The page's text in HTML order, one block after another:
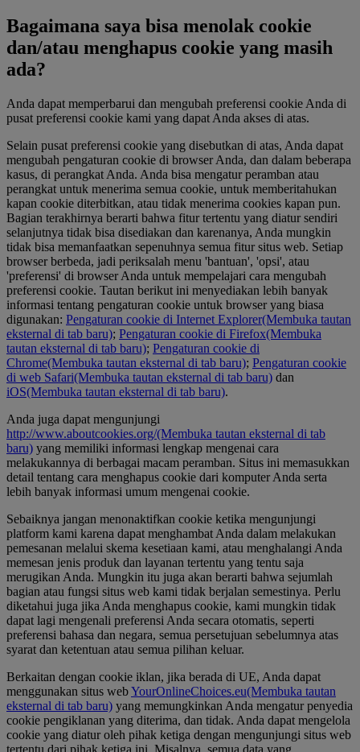
Bagaimana saya bisa menolak cookie
dan/atau menghapus cookie yang masih
ada?
Anda dapat memperbarui dan mengubah preferensi cookie Anda di
pusat preferensi cookie kami yang dapat Anda akses di atas.
Selain pusat preferensi cookie yang disebutkan di atas, Anda dapat
mengubah pengaturan cookie di browser Anda, dan dalam beberapa
kasus, di perangkat Anda. Anda bisa mengatur peramban atau
perangkat untuk menerima semua cookie, untuk memberitahukan
kapan cookie diterbitkan, atau tidak menerima cookies kapan pun.
Bagian terakhirnya berarti bahwa fitur tertentu yang diatur sendiri
selanjutnya tidak bisa disediakan dan karenanya, Anda mungkin
tidak bisa memanfaatkan sepenuhnya semua fitur situs web. Setiap
browser berbeda, jadi periksalah menu 'bantuan', 'opsi', atau
'preferensi' di browser Anda untuk mempelajari cara mengubah
preferensi cookie. Tautan berikut ini menyediakan lebih banyak
informasi tentang pengaturan cookie untuk browser yang biasa
digunakan: Pengaturan cookie di Internet Explorer(Membuka tautan
eksternal di tab baru); Pengaturan cookie di Firefox(Membuka
tautan eksternal di tab baru); Pengaturan cookie di
Chrome(Membuka tautan eksternal di tab baru); Pengaturan cookie
di web Safari(Membuka tautan eksternal di tab baru) dan
iOS(Membuka tautan eksternal di tab baru).
Anda juga dapat mengunjungi
http://www.aboutcookies.org/(Membuka tautan eksternal di tab
baru) yang memiliki informasi lengkap mengenai cara
melakukannya di berbagai macam peramban. Situs ini memasukkan
detail tentang cara menghapus cookie dari komputer Anda serta
lebih banyak informasi umum mengenai cookie.
Sebaiknya jangan menonaktifkan cookie ketika mengunjungi
platform kami karena dapat menghambat Anda dalam melakukan
pemesanan melalui skema kesetiaan kami, atau menghalangi Anda
memesan jenis produk dan layanan tertentu yang tentu saja
merugikan Anda. Mungkin itu juga akan berarti bahwa sejumlah
bagian atau fungsi situs web kami tidak berjalan semestinya. Perlu
diketahui juga jika Anda menghapus cookie, kami mungkin tidak
dapat lagi mengenali preferensi Anda secara otomatis, seperti
preferensi bahasa dan negara, semua persetujuan sebelumnya atas
syarat dan ketentuan atau semua pilihan keluar.
Berkaitan dengan cookie iklan, jika berada di UE, Anda dapat
menggunakan situs webYourOnlineChoices.eu(Membuka tautan
eksternal di tab baru) yang memungkinkan Anda mengatur penyedia
cookie pengiklanan yang diterima, dan tidak. Anda dapat mengelola
cookie yang diatur oleh pihak ketiga dengan mengunjungi situs web